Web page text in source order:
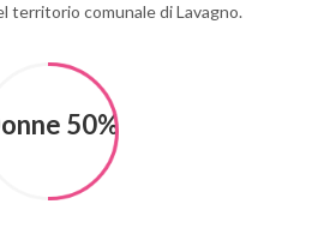
territorio comunale di Lavagno.
50%